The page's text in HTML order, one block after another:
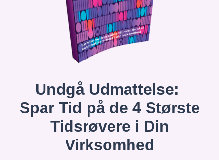
Undgå Udmattelse:
Spar Tid på de 4 Største
Tidsrøvere i Din
Virksomhed